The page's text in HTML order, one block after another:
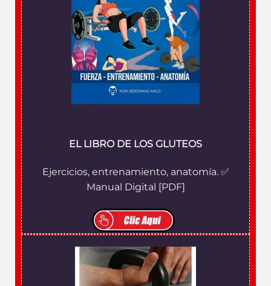
EL LIBRO DE LOS GLUTEOS
Ejercicios, entrenamiento, anatomía. ✅
Manual Digital [PDF]